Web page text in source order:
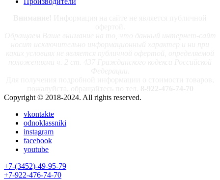
Copyright © 2018-2024. All rights reserved.
vkontakte
odnoklassniki
instagram
facebook
youtube
+7-(3452)-49-95-79
+7-922-476-74-70